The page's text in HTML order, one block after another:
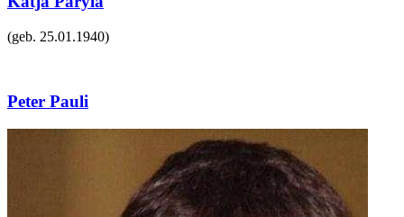
(geb. 25.01.1940)
Peter Pauli